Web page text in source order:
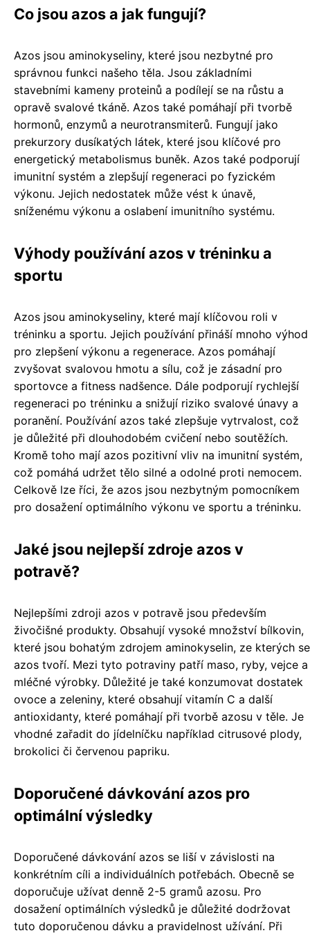
Co jsou azos a jak fungují?
Azos jsou aminokyseliny, které jsou nezbytné pro
správnou funkci našeho těla. Jsou základními
stavebními kameny proteinů a podílejí se na růstu a
opravě svalové tkáně. Azos také pomáhají při tvorbě
hormonů, enzymů a neurotransmiterů. Fungují jako
prekurzory dusíkatých látek, které jsou klíčové pro
energetický metabolismus buněk. Azos také podporují
imunitní systém a zlepšují regeneraci po fyzickém
výkonu. Jejich nedostatek může vést k únavě,
sníženému výkonu a oslabení imunitního systému.
Výhody používání azos v tréninku a
sportu
Azos jsou aminokyseliny, které mají klíčovou roli v
tréninku a sportu. Jejich používání přináší mnoho výhod
pro zlepšení výkonu a regenerace. Azos pomáhají
zvyšovat svalovou hmotu a sílu, což je zásadní pro
sportovce a fitness nadšence. Dále podporují rychlejší
regeneraci po tréninku a snižují riziko svalové únavy a
poranění. Používání azos také zlepšuje vytrvalost, což
je důležité při dlouhodobém cvičení nebo soutěžích.
Kromě toho mají azos pozitivní vliv na imunitní systém,
což pomáhá udržet tělo silné a odolné proti nemocem.
Celkově lze říci, že azos jsou nezbytným pomocníkem
pro dosažení optimálního výkonu ve sportu a tréninku.
Jaké jsou nejlepší zdroje azos v
potravě?
Nejlepšími zdroji azos v potravě jsou především
živočišné produkty. Obsahují vysoké množství bílkovin,
které jsou bohatým zdrojem aminokyselin, ze kterých se
azos tvoří. Mezi tyto potraviny patří maso, ryby, vejce a
mléčné výrobky. Důležité je také konzumovat dostatek
ovoce a zeleniny, které obsahují vitamín C a další
antioxidanty, které pomáhají při tvorbě azosu v těle. Je
vhodné zařadit do jídelníčku například citrusové plody,
brokolici či červenou papriku.
Doporučené dávkování azos pro
optimální výsledky
Doporučené dávkování azos se liší v závislosti na
konkrétním cíli a individuálních potřebách. Obecně se
doporučuje užívat denně 2-5 gramů azosu. Pro
dosažení optimálních výsledků je důležité dodržovat
tuto doporučenou dávku a pravidelnost užívání. Při